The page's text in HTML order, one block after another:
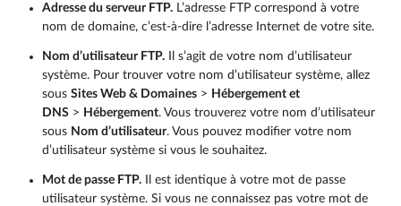
Adresse du serveur FTP. L’adresse FTP correspond à votre
nom de domaine, c’est-à-dire l’adresse Internet de votre site.
Nom d’utilisateur FTP. Il s’agit de votre nom d’utilisateur
système. Pour trouver votre nom d’utilisateur système, allez
sous Sites Web & Domaines > Hébergement et
DNS > Hébergement. Vous trouverez votre nom d’utilisateur
sous Nom d’utilisateur. Vous pouvez modifier votre nom
d’utilisateur système si vous le souhaitez.
Mot de passe FTP. Il est identique à votre mot de passe
utilisateur système. Si vous ne connaissez pas votre mot de